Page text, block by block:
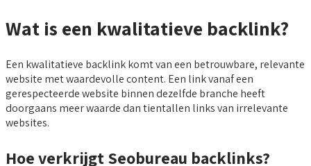
Wat is een kwalitatieve backlink?
Een kwalitatieve backlink komt van een betrouwbare, relevante
website met waardevolle content. Een link vanaf een
gerespecteerde website binnen dezelfde branche heeft
doorgaans meer waarde dan tientallen links van irrelevante
websites.
Hoe verkrijgt Seobureau backlinks?